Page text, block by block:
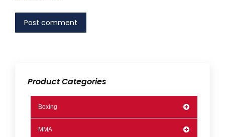
Post comment
Product Categories
Boxing
MMA